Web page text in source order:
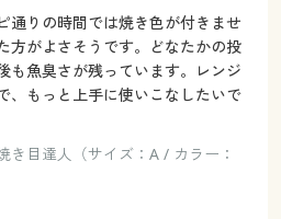
通りの時間では焼き色が付きませ
方がよさそうです。どなたかの投
も魚臭さが残っています。レンジ
、もっと上手に使いこなしたいで
目達人（サイズ：A / カラー：